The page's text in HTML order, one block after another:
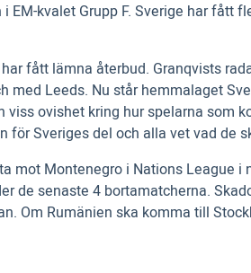
kvalet Grupp F. Sverige har fått
fått lämna återbud. Granqvists
Leeds. Nu står hemmalaget
ovishet kring hur spelarna som
Sveriges del och alla vet vad de
Montenegro i Nations League
de senaste 4 bortamatcherna.
Om Rumänien ska komma till